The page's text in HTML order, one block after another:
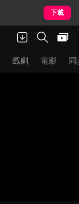
下載
戲劇 電影